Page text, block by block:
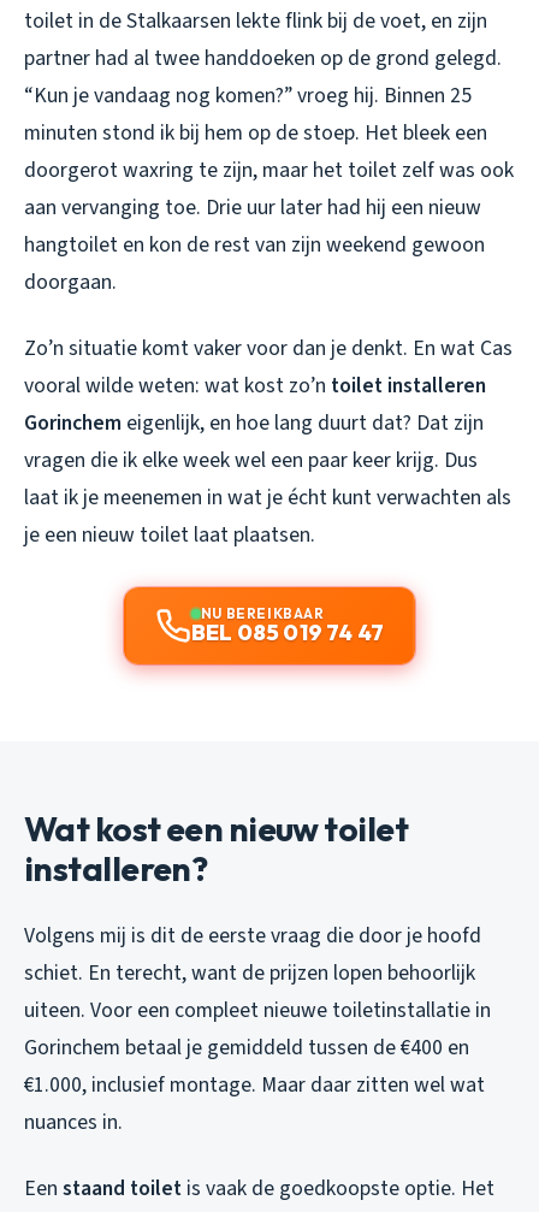
toilet in de Stalkaarsen lekte flink bij de voet, en zijn
partner had al twee handdoeken op de grond gelegd.
“Kun je vandaag nog komen?” vroeg hij. Binnen 25
minuten stond ik bij hem op de stoep. Het bleek een
doorgerot waxring te zijn, maar het toilet zelf was ook
aan vervanging toe. Drie uur later had hij een nieuw
hangtoilet en kon de rest van zijn weekend gewoon
doorgaan.
Zo’n situatie komt vaker voor dan je denkt. En wat Cas
vooral wilde weten: wat kost zo’n toilet installeren
Gorinchem eigenlijk, en hoe lang duurt dat? Dat zijn
vragen die ik elke week wel een paar keer krijg. Dus
laat ik je meenemen in wat je écht kunt verwachten als
je een nieuw toilet laat plaatsen.
NU BEREIKBAAR
BEL 085 019 74 47
Wat kost een nieuw toilet
installeren?
Volgens mij is dit de eerste vraag die door je hoofd
schiet. En terecht, want de prijzen lopen behoorlijk
uiteen. Voor een compleet nieuwe toiletinstallatie in
Gorinchem betaal je gemiddeld tussen de €400 en
€1.000, inclusief montage. Maar daar zitten wel wat
nuances in.
Een staand toilet is vaak de goedkoopste optie. Het